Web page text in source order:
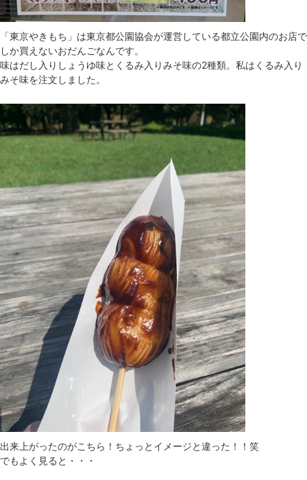
「東京やきもち」は東京都公園協会が運営している都立公園内のお店で
しか買えないおだんごなんです。
味はだし入りしょうゆ味とくるみ入りみそ味の2種類。私はくるみ入り
みそ味を注文しました。
出来上がったのがこちら！ちょっとイメージと違った！！笑
でもよく見ると・・・